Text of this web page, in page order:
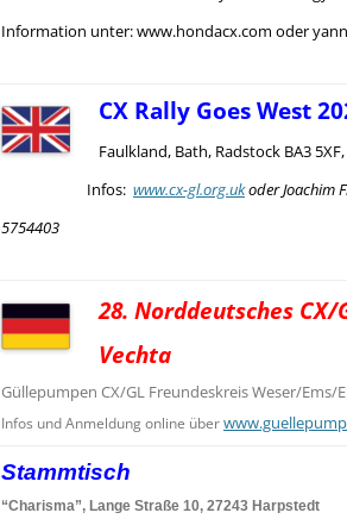
Information unter: www.hondacx.com oder
CX Rally Goes West
Faulkland, Bath, Radstock BA3
Infos: www.cx-gl.org.ukoder Joachim
5754403
28. Norddeutsches CX/
Vechta
Güllepumpen CX/GL Freundeskreis Weser/Ems/
Infos und Anmeldung online über
Stammtisch
“Charisma”, Lange Straße 10, 27243 Harpstedt